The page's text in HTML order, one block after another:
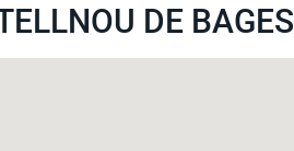
DE BAGES